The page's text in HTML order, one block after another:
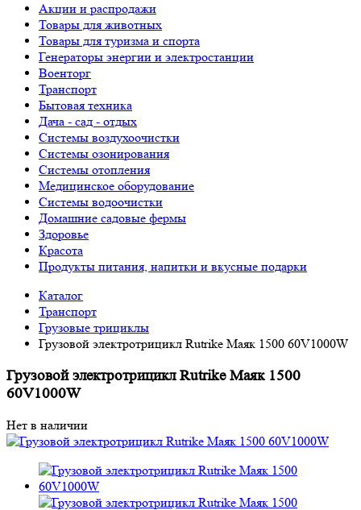
Акции и распродажи
Товары для животных
Товары для туризма и спорта
Генераторы энергии и электростанции
Военторг
Транспорт
Бытовая техника
Дача - сад - отдых
Системы воздухоочистки
Системы озонирования
Системы отопления
Медицинское оборудование
Системы водоочистки
Домашние садовые фермы
Здоровье
Красота
Продукты питания, напитки и вкусные подарки
Каталог
Транспорт
Грузовые трициклы
Грузовой электротрицикл Rutrike Маяк 1500 60V1000W
Грузовой электротрицикл Rutrike Маяк 1500
60V1000W
Нет в наличии